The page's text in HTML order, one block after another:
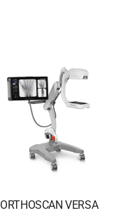
ORTHOSCAN VERSA